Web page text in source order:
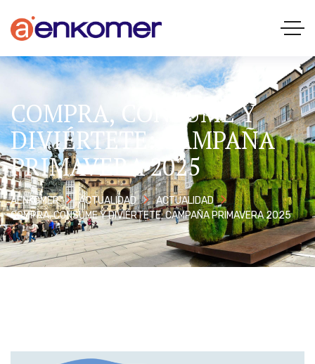
COMPRA, CONSUME Y
DIVIÉRTETE: CAMPAÑA
PRIMAVERA 2025
AENKOMER ACTUALIDAD
ACTUALIDAD
COMPRA, CONSUME Y DIVIÉRTETE: CAMPAÑA PRIMAVERA 2025